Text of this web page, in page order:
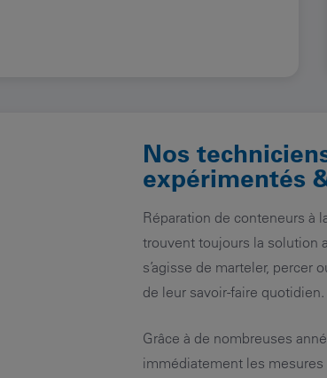
Nos
expérimentés
Réparation de conteneurs à
trouvent toujours la solution
s’agisse de marteler, percer
de leur savoir-faire quotidien.
Grâce à de nombreuses
immédiatement les